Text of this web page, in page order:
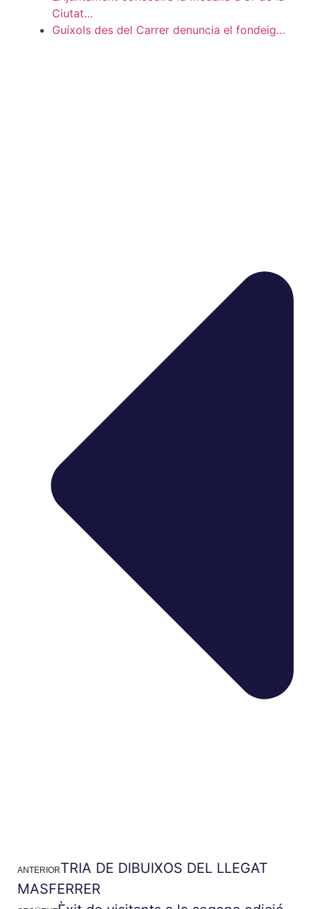
Ciutat…
Guíxols des del Carrer denuncia el fondeig…
ANTERIORTRIA DE DIBUIXOS DEL LLEGAT
MASFERRER